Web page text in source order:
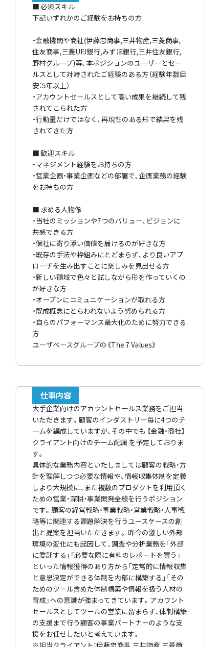
■ 必須スキル
下記いずれかのご経験をお持ちの方
・金融機関や商社(伊藤忠商事,三井物産,三菱商事,
住友商事,三菱UFJ銀行,みずほ銀行,三井住友銀行,
野村グループ)等、本ポジションのユーザーとセー
ルスとして対峙されたご経験のある方（経験年数目
安：5年以上）
・アカウントセールスとして高い成果を継続して残
されてこられた方
・行動量だけではなく、再現性のある形で結果を残
されてきた方
■ 歓迎スキル
・マネジメント経験をお持ちの方
・営業企画・事業企画などの部署で、企画業務の経験
をお持ちの方
■ 求める人物像
・当社のミッションや7つのバリュー、ビジョンに
共感できる方
・個社に寄り添い価値を届けるのが好きな方
・既存の手法や枠組みにとどまらず、より良いアプ
ローチを生み出すことに楽しみを見出せる方
・新しい領域で色々と試しながら形を作っていくの
が好きな方
・オープンにコミュニケーションが取れる方
・既成概念にとらわれないよう努められる方
・自らのパフォーマンス最大化のために努力できる
方
ユーザベースグループの《The 7 Values》
仕事内容
大手企業向けのアカウントセールス業務をご担当
いただきます。顧客のインダストリー毎に4つのチ
ームを編成していますが、その中でも 【金融・商社】
クライアント向けのチーム配属 を予定しておりま
す。
具体的な業務内容といたしましては顧客の戦略・方
針を理解しつつ必要な情報や、情報収集体制を定義
しより大規模に、また複数のプロダクトを利用頂く
ための営業・深耕・事業開発全般を行うポジション
です。顧客の経営戦略・事業戦略・営業戦略・人事戦
略等に関連する課題解決を行うユースケースの創
出と提案を担当いただきます。 昨今の激しい外部
環境の変化にも起因して、調査や分析業務を「外部
に委託する」「必要な際に有料のレポートを買う」
といった情報獲得のあり方から「定常的に情報収集
と意思決定ができる体制を内部に構築する」「その
ためのツール含めた体制構築や情報を扱う人材の
育成」への意識が強まってきています。アカウント
セールスとしてツールの営業に留まらず、体制構築
の支援まで行う顧客の事業パートナーのような支
援をお任せしたいと考えています。
※担当クライアント：伊藤忠商事,三井物産,三菱商